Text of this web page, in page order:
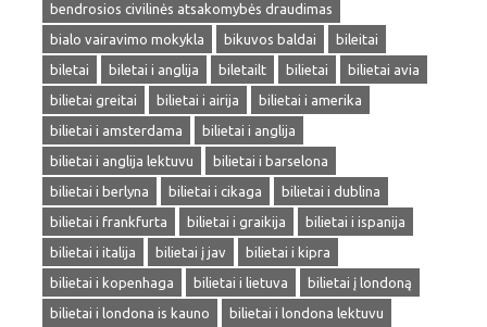
bendrosios civilinės atsakomybės draudimas
bialo vairavimo mokykla
bikuvos baldai
bileitai
biletai
biletai i anglija biletailt bilietai
bilietai avia
bilietai greitai
bilietai i airija
bilietai i amerika
bilietai i amsterdama
bilietai i anglija
bilietai i anglija lektuvu
bilietai i barselona
bilietai i berlyna
bilietai i cikaga
bilietai i dublina
bilietai i frankfurta
bilietai i graikija
bilietai i ispanija
bilietai i italija
bilietai į jav
bilietai i kipra
bilietai i kopenhaga
bilietai i lietuva
bilietai į londoną
bilietai i londona is kauno
bilietai i londona lektuvu